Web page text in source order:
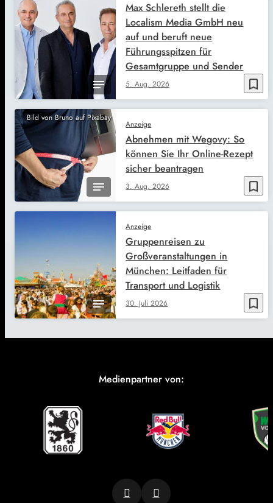
bookmark_border
5. Aug. 2026
Max Schlereth stellt die
Localism Media GmbH neu
auf und beruft neue
Führungsspitzen für
Gesamtgruppe und Sender
Bild von Bruno auf Pixabay
bookmark_border
Anzeige
3. Aug. 2026
Abnehmen mit Wegovy: So
können Sie Ihr Online-Rezept
sicher beantragen
bookmark_border
Anzeige
30. Juli 2026
Gruppenreisen zu
Großveranstaltungen in
München: Leitfaden für
Transport und Logistik
Medienpartner von: